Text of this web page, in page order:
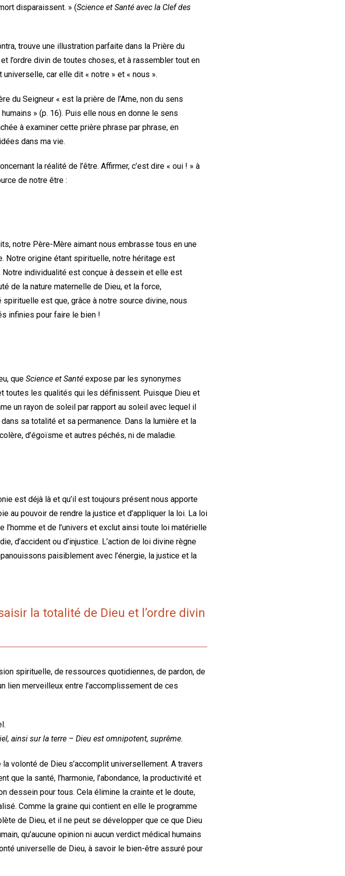
disparaissent. » (Science et Santé avec la Clef des
trouve une illustration parfaite dans la Prière du
l’ordre divin de toutes choses, et à rassembler tout en
car elle dit « notre » et « nous ».
du Seigneur « est la prière de l’Ame, non du sens
» (p. 16). Puis elle nous en donne le sens
à examiner cette prière phrase par phrase, en
dans ma vie.
la réalité de l’être. Affirmer, c’est dire « oui ! » à
de notre être :
notre Père-Mère aimant nous embrasse tous en une
Notre origine étant spirituelle, notre héritage est
individualité est conçue à dessein et elle est
de la nature maternelle de Dieu, et la force,
spirituelle est que, grâce à notre source divine, nous
infinies pour faire le bien !
que Science et Santé expose par les synonymes
toutes les qualités qui les définissent. Puisque Dieu et
un rayon de soleil par rapport au soleil avec lequel il
sa totalité et sa permanence. Dans la lumière et la
d’égoïsme et autres péchés, ni de maladie.
est déjà là et qu’il est toujours présent nous apporte
au pouvoir de rendre la justice et d’appliquer la loi. La loi
et de l’univers et exclut ainsi toute loi matérielle
d’accident ou d’injustice. L’action de loi divine règne
paisiblement avec l’énergie, la justice et la
la totalité de Dieu et l’ordre divin
spirituelle, de ressources quotidiennes, de pardon, de
lien merveilleux entre l’accomplissement de ces
ainsi sur la terre – Dieu est omnipotent, suprême.
volonté de Dieu s’accomplit universellement. A travers
la santé, l’harmonie, l’abondance, la productivité et
dessein pour tous. Cela élimine la crainte et le doute,
Comme la graine qui contient en elle le programme
de Dieu, et il ne peut se développer que ce que Dieu
qu’aucune opinion ni aucun verdict médical humains
universelle de Dieu, à savoir le bien-être assuré pour